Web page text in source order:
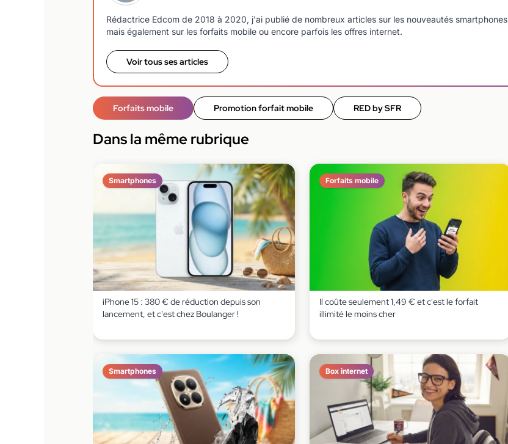
Rédactrice Edcom de 2018 à 2020, j'ai publié de nombreux articles sur les nouveautés smartphones
mais également sur les forfaits mobile ou encore parfois les offres internet.
Voir tous ses articles
Forfaits mobile Promotion forfait mobile RED by SFR
Dans la même rubrique
Smartphones
iPhone 15 : 380 € de réduction depuis son
lancement, et c'est chez Boulanger !
Forfaits mobile
Il coûte seulement 1,49 € et c'est le forfait
illimité le moins cher
Smartphones Box internet